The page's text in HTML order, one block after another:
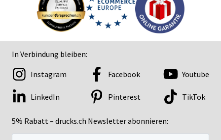
In Verbindung bleiben:
5% Rabatt – drucks.ch Newsletter abonnieren:
Instagram Facebook Youtube
LinkedIn Pinterest TikTok